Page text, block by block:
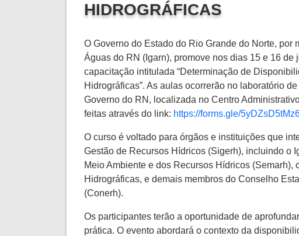
HIDROGRÁFICAS
O Governo do Estado do Rio Grande do Norte, por
Águas do RN (Igarn), promove nos dias 15 e 16 de
capacitação intitulada “Determinação de
Hidrográficas”. As aulas ocorrerão no laboratório
Governo do RN, localizada no Centro
feitas através do link: https://forms.gle/
O curso é voltado para órgãos e instituições que
Gestão de Recursos Hídricos (Sigerh), incluindo o
Meio Ambiente e dos Recursos Hídricos (Semarh),
Hidrográficas, e demais membros do Conselho
(Conerh).
Os participantes terão a oportunidade de
prática. O evento abordará o contexto da